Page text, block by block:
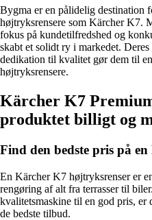
Bygma er en pålidelig destination
højtryksrensere som Kärcher K7.
fokus på kundetilfredshed og
skabt et solidt ry i markedet.
dedikation til kvalitet gør dem til
højtryksrensere.
Kärcher K7
produktet billigt og
Find den bedste pris på
En Kärcher K7 højtryksrenser er
rengøring af alt fra terrasser til
kvalitetsmaskine til en god pris,
de bedste tilbud.